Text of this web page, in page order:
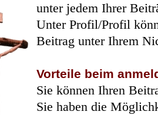
unter jedem Ihrer
Unter Profil/Profil
Beitrag unter Ihrem
Vorteile beim
Sie können Ihren
Sie haben die